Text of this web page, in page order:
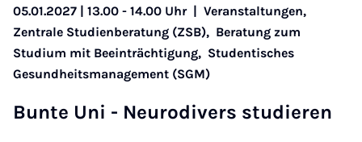
05.01.2027 | 13.00 - 14.00 Uhr
Veranstaltungen,
Zentrale Studienberatung (ZSB), Beratung zum
Studium mit Beeinträchtigung, Studentisches
Gesundheitsmanagement (SGM)
Bun­te Uni - Neu­ro­­di­­vers stu­­die­ren